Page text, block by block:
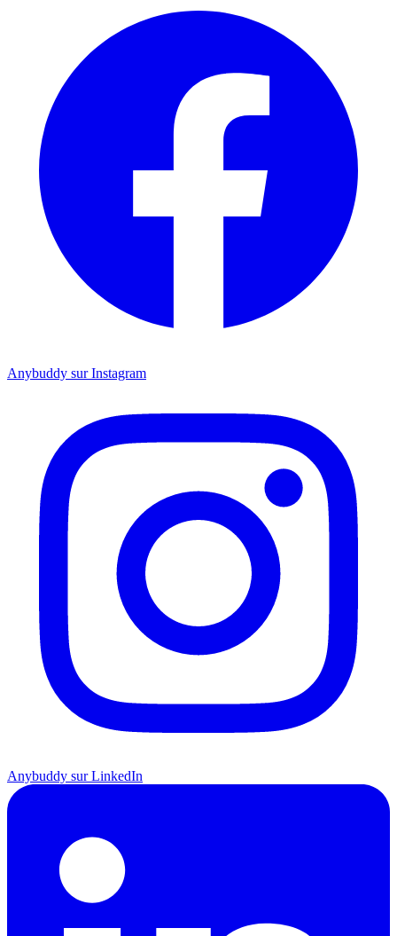
Anybuddy sur Instagram
Anybuddy sur LinkedIn